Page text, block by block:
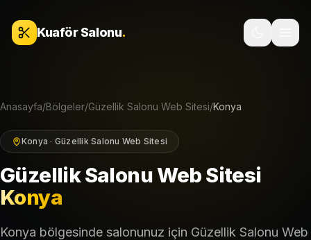
Kuaför Salonu.
Anasayfa/Bölgeler/Güzellik Salonu Web Sitesi/Konya
Konya · Güzellik Salonu Web Sitesi
Güzellik Salonu Web Sitesi
Konya
Konya bölgesinde salonunuz için Güzellik Salonu Web